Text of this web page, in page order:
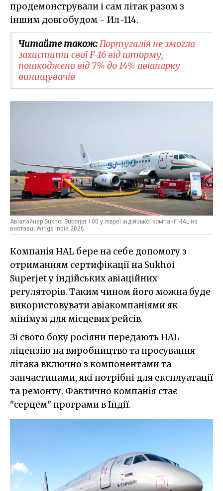
продемонстрували і сам літак разом з
іншим довгобудом - Ил-114.
Читайте також:Португалія не змогла
захистити свої F-16 від шторму,
пошкоджено від 7% до 14% авіапарку
винищувачів
Авіалайнер Sukhoi Superjet 100 у лівреї індійської компанії HAL на
виставці Wings India 2026
Компанія HAL бере на себе допомогу з
отриманням сертифікації на Sukhoi
Superjet у індійських авіаційних
регуляторів. Таким чином його можна буде
використовувати авіакомпаніями як
мінімум для місцевих рейсів.
Зі свого боку росіяни передають HAL
ліцензію на виробництво та просування
літака включно з компонентами та
запчастинами, які потрібні для експлуатації
та ремонту. Фактично компанія стає
"серцем" програми в Індії.